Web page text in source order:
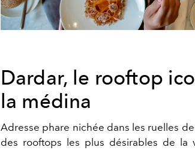
Dardar, le rooftop
la médina
Adresse phare nichée dans les ruelles
des rooftops les plus désirables de la